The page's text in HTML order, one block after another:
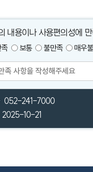
내용이나 사용편의성에
보통 불만족 매우
052-241-7000
2025-10-21